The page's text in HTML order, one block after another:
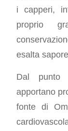
i capperi,
proprio
esalta
Dal punto
apportano
fonte di